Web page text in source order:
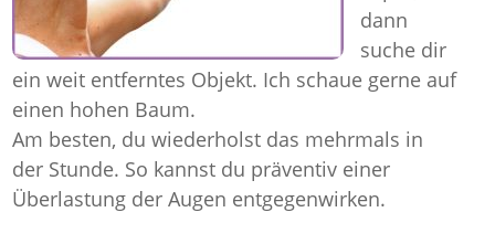
dann
suche dir
ein weit entferntes Objekt. Ich schaue gerne auf
einen hohen Baum.
Am besten, du wiederholst das mehrmals in
der Stunde. So kannst du präventiv einer
Überlastung der Augen entgegenwirken.